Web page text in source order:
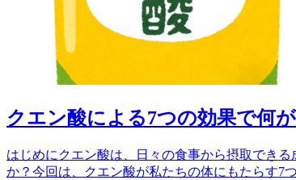
クエン酸による7つの効果で何
はじめにクエン酸は、日々の食事から摂取でき
か？今回は、クエン酸が私たちの体にもたらす7